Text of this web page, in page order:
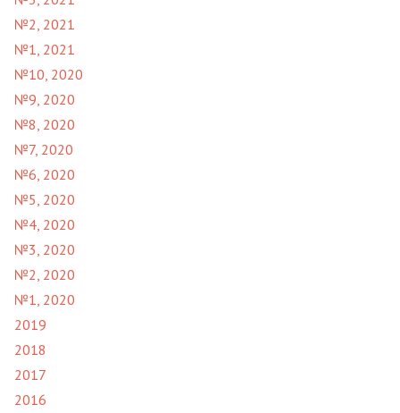
№2, 2021
№1, 2021
№10, 2020
№9, 2020
№8, 2020
№7, 2020
№6, 2020
№5, 2020
№4, 2020
№3, 2020
№2, 2020
№1, 2020
2019
2018
2017
2016